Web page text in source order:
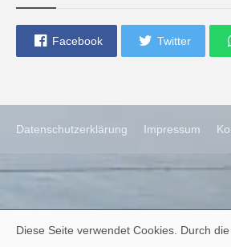
Facebook Twitter
Datenschutzerklärung Impressum
Diese Seite verwendet Cookies. Durch